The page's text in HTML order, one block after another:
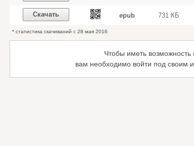
Скачать epub 731 КБ
* статистика скачиваний с 28 мая 2016
Чтобы иметь возможность
вам необходимо войти под своим